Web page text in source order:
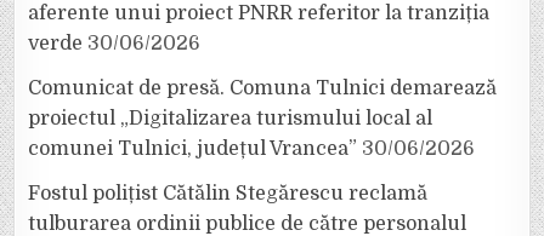
aferente unui proiect PNRR referitor la tranziția
verde 30/06/2026
Comunicat de presă. Comuna Tulnici demarează
proiectul „Digitalizarea turismului local al
comunei Tulnici, județul Vrancea” 30/06/2026
Fostul polițist Cătălin Stegărescu reclamă
tulburarea ordinii publice de către personalul